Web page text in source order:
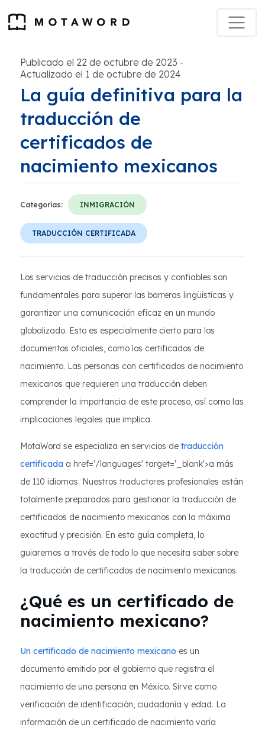
Publicado el 22 de octubre de 2023 -
Actualizado el 1 de octubre de 2024
La guía definitiva para la
traducción de
certificados de
nacimiento mexicanos
Categorías: INMIGRACIÓN
TRADUCCIÓN CERTIFICADA
Los servicios de traducción precisos y confiables son
fundamentales para superar las barreras lingüísticas y
garantizar una comunicación eficaz en un mundo
globalizado. Esto es especialmente cierto para los
documentos oficiales, como los certificados de
nacimiento. Las personas con certificados de nacimiento
mexicanos que requieren una traducción deben
comprender la importancia de este proceso, así como las
implicaciones legales que implica.
MotaWord se especializa en servicios de traducción
certificada a href='/languages' target='_blank'>a más
de 110 idiomas. Nuestros traductores profesionales están
totalmente preparados para gestionar la traducción de
certificados de nacimiento mexicanos con la máxima
exactitud y precisión. En esta guía completa, lo
guiaremos a través de todo lo que necesita saber sobre
la traducción de certificados de nacimiento mexicanos.
¿Qué es un certificado de
nacimiento mexicano?
Un certificado de nacimiento mexicano es un
documento emitido por el gobierno que registra el
nacimiento de una persona en México. Sirve como
verificación de identificación, ciudadanía y edad. La
información de un certificado de nacimiento varía